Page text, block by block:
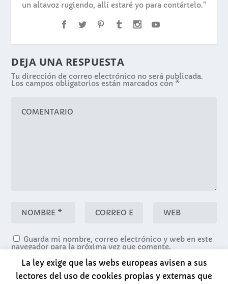
un altavoz rugiendo, allí estaré yo para contártelo."
DEJA UNA RESPUESTA
Tu dirección de correo electrónico no será publicada.
Los campos obligatorios están marcados con*
Guarda mi nombre, correo electrónico y web en este
navegador para la próxima vez que comente.
La ley exige que las webs europeas avisen a sus
lectores del uso de cookies propias y externas que